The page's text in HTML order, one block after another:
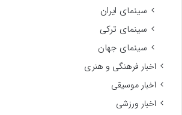
سینمای ایران
سینمای ترکی
سینمای جهان
اخبار فرهنگی و هنری
اخبار موسیقی
اخبار ورزشی